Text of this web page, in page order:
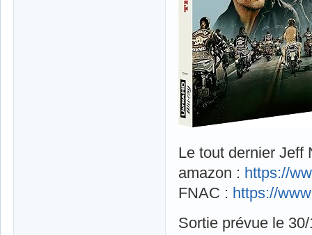
Le tout dernier Jeff
amazon : https://
FNAC : https://
Sortie prévue le